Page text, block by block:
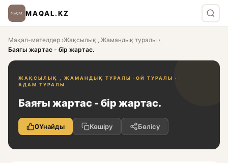
MAQAL.KZ
Мақал-мәтелдер ›Жақсылық , Жамандық туралы ›
Баяғы жартас - бір жартас.
ЖАҚСЫЛЫҚ , ЖАМАНДЫҚ ТУРАЛЫ · ОЙ ТУРАЛЫ ·
АДАМ ТУРАЛЫ
Баяғы жартас - бір жартас.
0Ұнайды Көшіру Бөлісу